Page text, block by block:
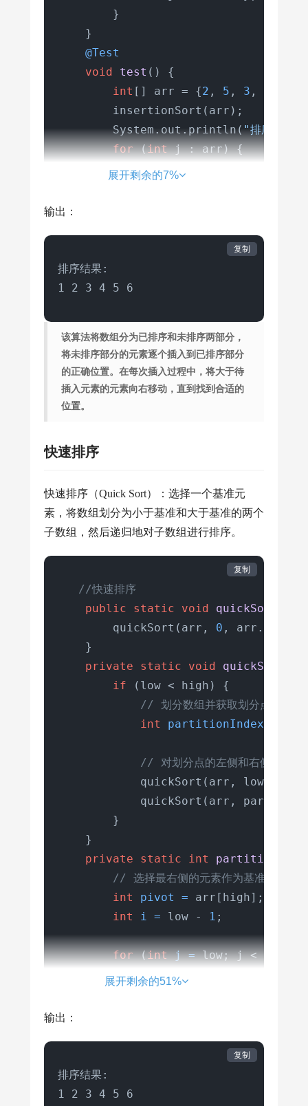
        }
    }
@Test
void
test ()
{
int [] arr = {2 , 5 , 3 ,
        insertionSort(arr);
        System.out.println(
"排序结果:"
for (int j : arr) {
            System.out.print(j +
    }
展开剩余的7%
输出：
排序结果:
复制
该算法将数组分为已排序和未排序两部分，
将未排序部分的元素逐个插入到已排序部分
的正确位置。在每次插入过程中，将大于待
插入元素的元素向右移动，直到找到合适的
位置。
快速排序
快速排序（Quick Sort）：选择一个基准元
素，将数组划分为小于基准和大于基准的两个
子数组，然后递归地对子数组进行排序。
//快速排序
public
static void quickSort
        quickSort(arr,
0 ,
    }
private
static void quickSort
if (low < high) {
// 划分数组并获取划分点的索引
int
partitionIndex
// 对划分点的左侧和右侧子数组
quickSort(arr, low,
quickSort(arr,
        }
    }
private
static int partition
// 选择最右侧的元素作为基准
int
pivot = arr[high];
int
i = low - 1 ;
for (int j = low; j < high;
// 如果当前元素小于或等于基准
                i++;
                arr[i] = arr[j];
                arr[j] = temp;
            }
复制
展开剩余的51%
输出：
排序结果:
复制